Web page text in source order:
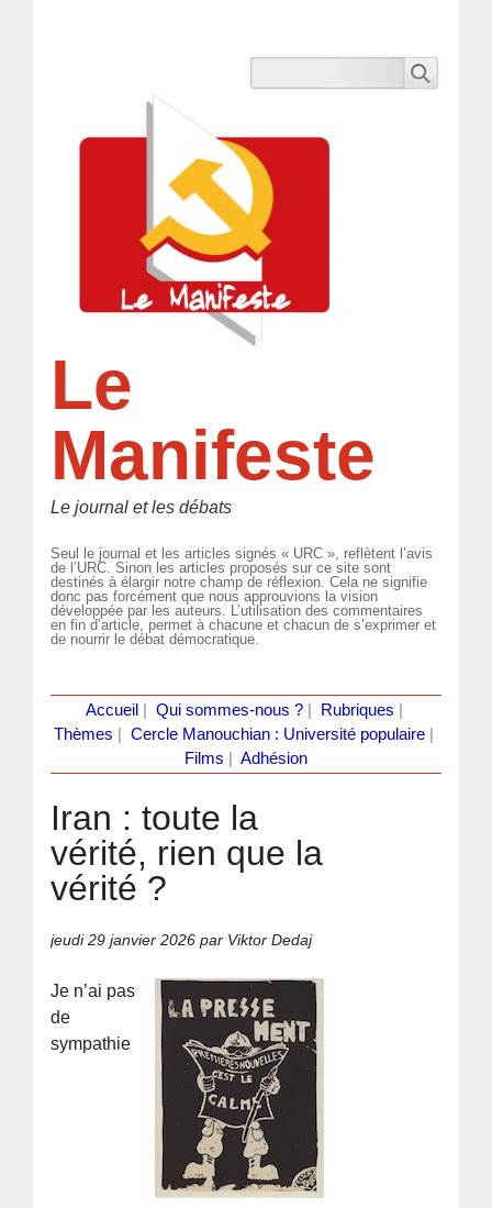
Le
Manifeste
Le journal et les débats
Seul le journal et les articles signés « URC », reflètent l’avis
de l’URC. Sinon les articles proposés sur ce site sont
destinés à élargir notre champ de réflexion. Cela ne signifie
donc pas forcément que nous approuvions la vision
développée par les auteurs. L’utilisation des commentaires
en fin d’article, permet à chacune et chacun de s’exprimer et
de nourrir le débat démocratique.
Accueil Qui sommes-nous ?| Rubriques
Thèmes
Cercle Manouchian : Université populaire
Films
Adhésion
Iran : toute la
vérité, rien que la
vérité ?
jeudi 29 janvier 2026 par Viktor Dedaj
Je n’ai pas
de
sympathie